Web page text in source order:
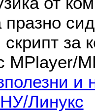
празно
за
MPlayer/
и
Линукс